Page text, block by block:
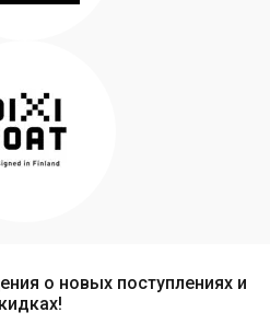
о новых поступлениях и